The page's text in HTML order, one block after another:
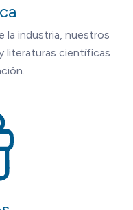
la industria, nuestros
literaturas científicas